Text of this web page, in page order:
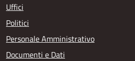
Uffici
Politici
Personale Amministrativo
Documenti e Dati